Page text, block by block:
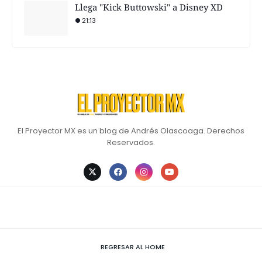
Llega "Kick Buttowski" a Disney XD
21:13
El Proyector MX es un blog de Andrés Olascoaga. Derechos
Reservados.
REGRESAR AL HOME